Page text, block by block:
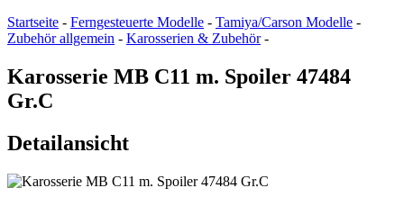
Startseite - Ferngesteuerte Modelle - Tamiya/Carson Modelle -
Zubehör allgemein - Karosserien & Zubehör-
Karosserie MB C11 m. Spoiler 47484
Gr.C
Detailansicht